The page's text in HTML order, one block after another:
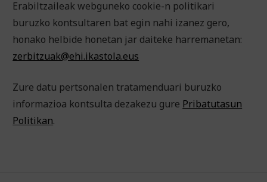
Erabiltzaileak webguneko cookie-n politikari
buruzko kontsultaren bat egin nahi izanez gero,
honako helbide honetan jar daiteke harremanetan:
zerbitzuak@ehi.ikastola.eus
Zure datu pertsonalen tratamenduari buruzko
informazioa kontsulta dezakezu gure Pribatutasun
Politikan.